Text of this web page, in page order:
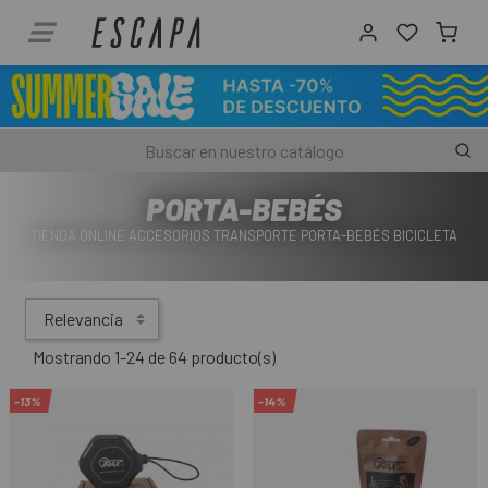
PORTA-BEBÉS
TIENDA ONLINE ACCESORIOS TRANSPORTE PORTA-BEBÉS BICICLETA
Relevancia
Mostrando 1-24 de 64 producto(s)
-13% -14%